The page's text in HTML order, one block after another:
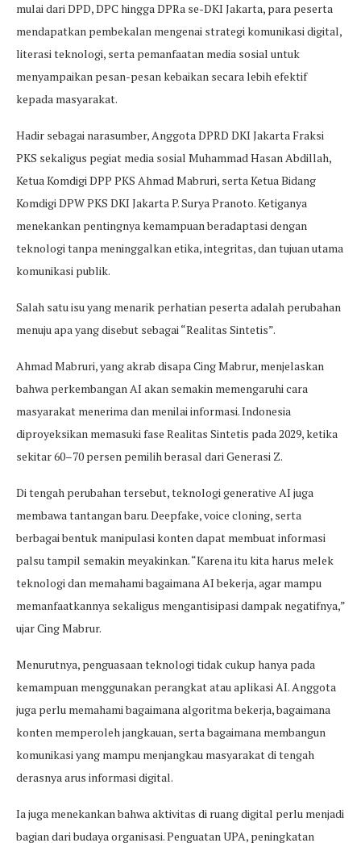
mulai dari DPD, DPC hingga DPRa se-DKI Jakarta, para peserta
mendapatkan pembekalan mengenai strategi komunikasi digital,
literasi teknologi, serta pemanfaatan media sosial untuk
menyampaikan pesan-pesan kebaikan secara lebih efektif
kepada masyarakat.
Hadir sebagai narasumber, Anggota DPRD DKI Jakarta Fraksi
PKS sekaligus pegiat media sosial Muhammad Hasan Abdillah,
Ketua Komdigi DPP PKS Ahmad Mabruri, serta Ketua Bidang
Komdigi DPW PKS DKI Jakarta P. Surya Pranoto. Ketiganya
menekankan pentingnya kemampuan beradaptasi dengan
teknologi tanpa meninggalkan etika, integritas, dan tujuan utama
komunikasi publik.
Salah satu isu yang menarik perhatian peserta adalah perubahan
menuju apa yang disebut sebagai “Realitas Sintetis”.
Ahmad Mabruri, yang akrab disapa Cing Mabrur, menjelaskan
bahwa perkembangan AI akan semakin memengaruhi cara
masyarakat menerima dan menilai informasi. Indonesia
diproyeksikan memasuki fase Realitas Sintetis pada 2029, ketika
sekitar 60–70 persen pemilih berasal dari Generasi Z.
Di tengah perubahan tersebut, teknologi generative AI juga
membawa tantangan baru. Deepfake, voice cloning, serta
berbagai bentuk manipulasi konten dapat membuat informasi
palsu tampil semakin meyakinkan. “Karena itu kita harus melek
teknologi dan memahami bagaimana AI bekerja, agar mampu
memanfaatkannya sekaligus mengantisipasi dampak negatifnya,”
ujar Cing Mabrur.
Menurutnya, penguasaan teknologi tidak cukup hanya pada
kemampuan menggunakan perangkat atau aplikasi AI. Anggota
juga perlu memahami bagaimana algoritma bekerja, bagaimana
konten memperoleh jangkauan, serta bagaimana membangun
komunikasi yang mampu menjangkau masyarakat di tengah
derasnya arus informasi digital.
Ia juga menekankan bahwa aktivitas di ruang digital perlu menjadi
bagian dari budaya organisasi. Penguatan UPA, peningkatan